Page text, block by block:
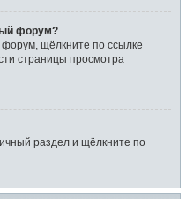
форум?
щёлкните по ссылке
страницы просмотра
раздел и щёлкните по